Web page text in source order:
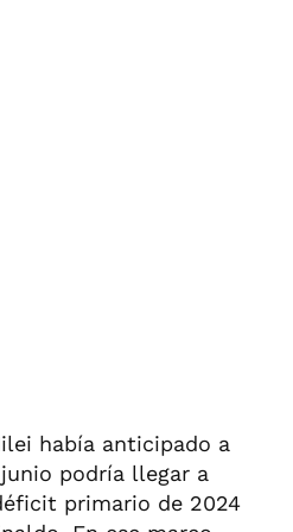
había anticipado a
podría llegar a
primario de 2024